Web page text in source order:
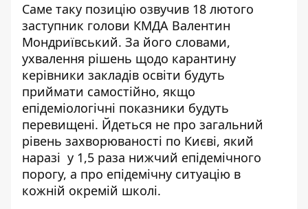
Саме таку позицію озвучив 18 лютого
заступник голови КМДА Валентин
Мондриївський. За його словами,
ухвалення рішень щодо карантину
керівники закладів освіти будуть
приймати самостійно, якщо
епідеміологічні показники будуть
перевищені. Йдеться не про загальний
рівень захворюваності по Києві, який
наразі у 1,5 раза нижчий епідемічного
порогу, а про епідемічну ситуацію в
кожній окремій школі.